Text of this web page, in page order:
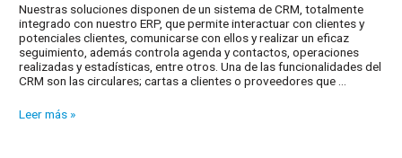
Nuestras soluciones disponen de un sistema de CRM, totalmente
integrado con nuestro ERP, que permite interactuar con clientes y
potenciales clientes, comunicarse con ellos y realizar un eficaz
seguimiento, además controla agenda y contactos, operaciones
realizadas y estadísticas, entre otros. Una de las funcionalidades del
CRM son las circulares; cartas a clientes o proveedores que …
Comunicación
Leer más »